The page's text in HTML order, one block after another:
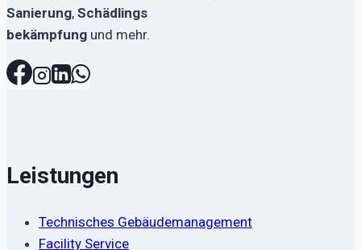
Sanierung, Schädlings
bekämpfung und mehr.
Leistungen
Technisches Gebäudemanagement
Facility Service